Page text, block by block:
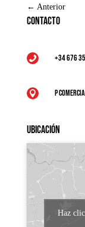
← Anterior
Contacto
 +34 676
 P
Ubicación
Haz